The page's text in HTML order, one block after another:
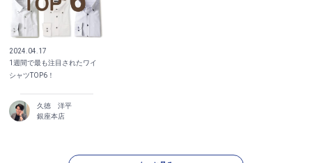
2024.04.17
1週間で最も注目されたワイ
シャツTOP6！
久徳 洋平
銀座本店